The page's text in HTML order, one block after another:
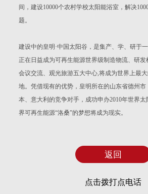
间，建设10000个农村学校太阳能浴室，解决
题。
建设中的皇明·中国太阳谷，是集产、学、研于
正在日益成为可再生能源世界级制造物流、研
会议交流、观光旅游五大中心,将成为世界上最
地。凭借现有的优势，皇明所在的山东省德州市
本、意大利的竞争对手，成功申办2010年世界
界可再生能源“洛桑”的梦想将成为现实。
返回
点击拨打点电话